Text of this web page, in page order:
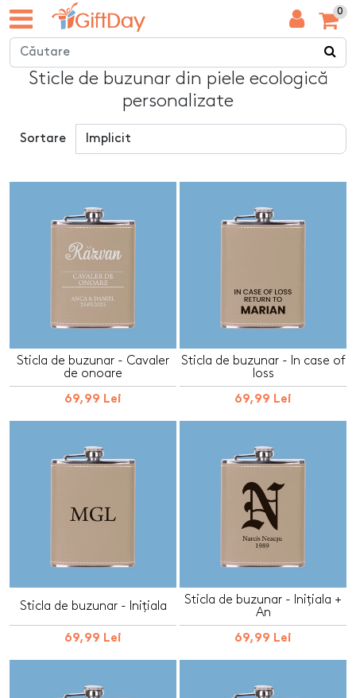
0
Sticle de buzunar din piele ecologică
personalizate
Sortare
Sticla de buzunar - Cavaler
de onoare
69,99 Lei
Sticla de buzunar - In case of
loss
69,99 Lei
Sticla de buzunar - Inițiala
69,99 Lei
Sticla de buzunar - Inițiala +
An
69,99 Lei